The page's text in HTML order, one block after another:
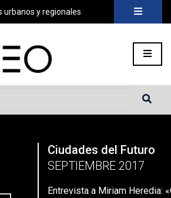
urbanos y regionales
Entrevista a Miriam Heredia: «Creo
Ciudades del Futuro
SEPTIEMBRE 2017
Entrevista a Miriam Heredia: